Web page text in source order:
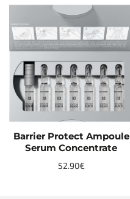
NEW
Barrier Protect Ampoule
Serum Concentrate
52.90€